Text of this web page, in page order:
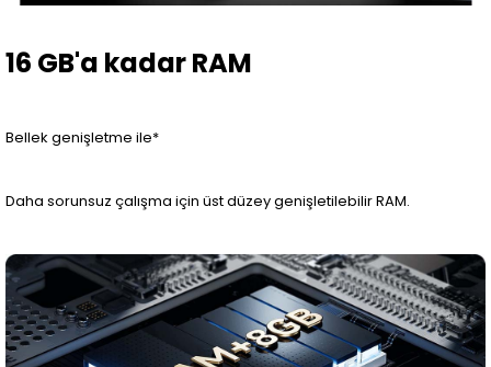
16 GB'a kadar RAM
Bellek genişletme ile*
Daha sorunsuz çalışma için üst düzey genişletilebilir RAM.